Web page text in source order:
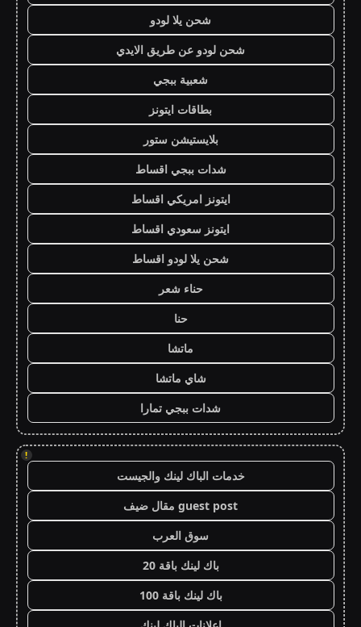
شحن يلا لودو
شحن لودو عن طريق الايدي
شعبية ببجي
بطاقات ايتونز
بلايستيشن ستور
شدات ببجي اقساط
ايتونز امريكي اقساط
ايتونز سعودي اقساط
شحن يلا لودو اقساط
حناء شعر
حنا
ماتشا
شاي ماتشا
شدات ببجي تمارا
!
خدمات الباك لينك والجيست
guest post مقال ضيف
سوق العرب
باك لينك باقة 20
باك لينك باقة 100